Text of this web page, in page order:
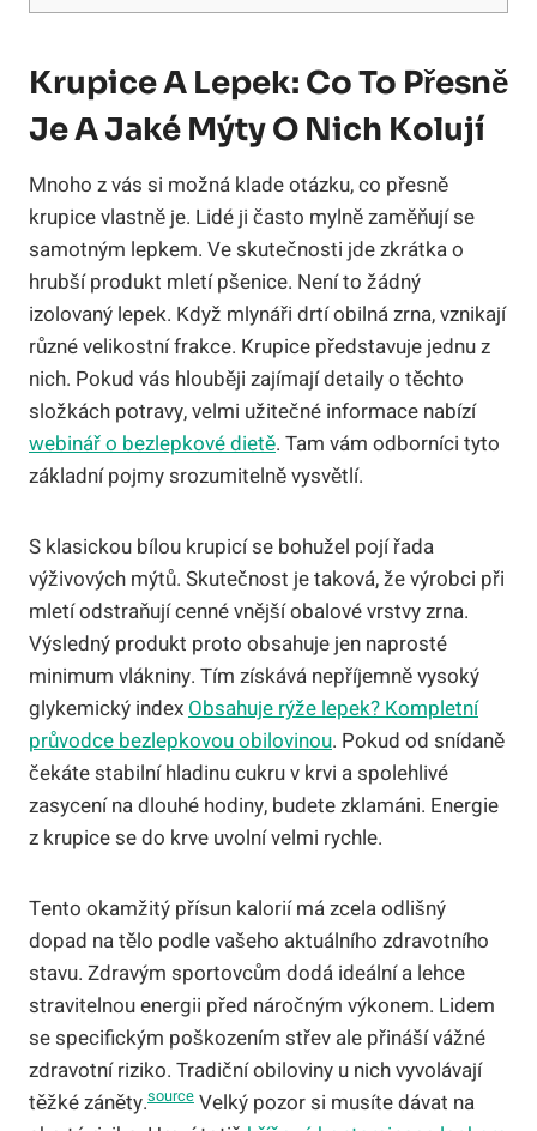
Krupice A Lepek: Co To Přesně
Je A Jaké Mýty O Nich Kolují
Mnoho z vás si možná klade otázku, co přesně
krupice vlastně je. Lidé ji často mylně zaměňují se
samotným lepkem. Ve skutečnosti jde zkrátka o
hrubší produkt mletí pšenice. Není to žádný
izolovaný lepek. Když mlynáři drtí obilná zrna, vznikají
různé velikostní frakce. Krupice představuje jednu z
nich. Pokud vás hlouběji zajímají detaily o těchto
složkách potravy, velmi užitečné informace nabízí
webinář o bezlepkové dietě. Tam vám odborníci tyto
základní pojmy srozumitelně vysvětlí.
S klasickou bílou krupicí se bohužel pojí řada
výživových mýtů. Skutečnost je taková, že výrobci při
mletí odstraňují cenné vnější obalové vrstvy zrna.
Výsledný produkt proto obsahuje jen naprosté
minimum vlákniny. Tím získává nepříjemně vysoký
glykemický index Obsahuje rýže lepek? Kompletní
průvodce bezlepkovou obilovinou. Pokud od snídaně
čekáte stabilní hladinu cukru v krvi a spolehlivé
zasycení na dlouhé hodiny, budete zklamáni. Energie
z krupice se do krve uvolní velmi rychle.
Tento okamžitý přísun kalorií má zcela odlišný
dopad na tělo podle vašeho aktuálního zdravotního
stavu. Zdravým sportovcům dodá ideální a lehce
stravitelnou energii před náročným výkonem. Lidem
se specifickým poškozením střev ale přináší vážné
zdravotní riziko. Tradiční obiloviny u nich vyvolávají
těžké záněty.source Velký pozor si musíte dávat na